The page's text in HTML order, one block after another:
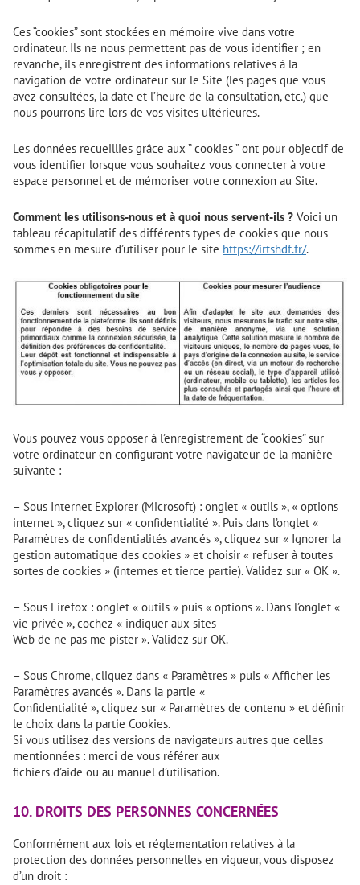
Ces “cookies” sont stockées en mémoire vive dans votre
ordinateur. Ils ne nous permettent pas de vous identifier ; en
revanche, ils enregistrent des informations relatives à la
navigation de votre ordinateur sur le Site (les pages que vous
avez consultées, la date et l’heure de la consultation, etc.) que
nous pourrons lire lors de vos visites ultérieures.
Les données recueillies grâce aux ” cookies ” ont pour objectif de
vous identifier lorsque vous souhaitez vous connecter à votre
espace personnel et de mémoriser votre connexion au Site.
Comment les utilisons-nous et à quoi nous servent-ils ? Voici un
tableau récapitulatif des différents types de cookies que nous
sommes en mesure d’utiliser pour le site https://irtshdf.fr/.
Vous pouvez vous opposer à l’enregistrement de “cookies” sur
votre ordinateur en configurant votre navigateur de la manière
suivante :
– Sous Internet Explorer (Microsoft) : onglet « outils », « options
internet », cliquez sur « confidentialité ». Puis dans l’onglet «
Paramètres de confidentialités avancés », cliquez sur « Ignorer la
gestion automatique des cookies » et choisir « refuser à toutes
sortes de cookies » (internes et tierce partie). Validez sur « OK ».
– Sous Firefox : onglet « outils » puis « options ». Dans l’onglet «
vie privée », cochez « indiquer aux sites
Web de ne pas me pister ». Validez sur OK.
– Sous Chrome, cliquez dans « Paramètres » puis « Afficher les
Paramètres avancés ». Dans la partie «
Confidentialité », cliquez sur « Paramètres de contenu » et définir
le choix dans la partie Cookies.
Si vous utilisez des versions de navigateurs autres que celles
mentionnées : merci de vous référer aux
fichiers d’aide ou au manuel d’utilisation.
10. DROITS DES PERSONNES CONCERNÉES
Conformément aux lois et réglementation relatives à la
protection des données personnelles en vigueur, vous disposez
d’un droit :